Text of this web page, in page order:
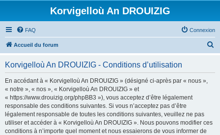
Korvigelloù An DROUIZIG
FAQ Connexion
Accueil du forum
Korvigelloù An DROUIZIG - Conditions d’utilisation
En accédant à « Korvigelloù An DROUIZIG » (désigné ci-après par « nous »,
« notre », « nos », « Korvigelloù An DROUIZIG » et
« https://www.drouizig.org/phpBB3 »), vous acceptez d’être légalement
responsable des conditions suivantes. Si vous n’acceptez pas d’être
légalement responsable de toutes les conditions suivantes, veuillez ne pas
utiliser et accéder à « Korvigelloù An DROUIZIG ». Nous pouvons modifier ces
conditions à n’importe quel moment et nous essaierons de vous informer de